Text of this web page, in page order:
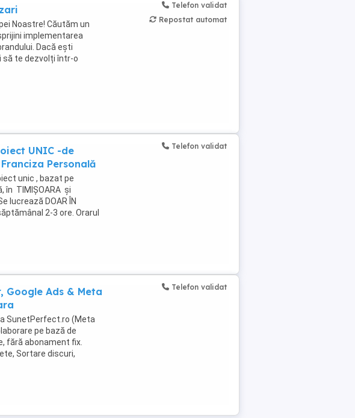
Noastre! Căutăm un
implementarea
Dacă ești
să te dezvolți într-o
Telefon validat
Repostat automat
UNIC -de
Personală
unic , bazat pe
în TIMIȘOARA și
lucrează DOAR ÎN
2-3 ore. Orarul
Telefon validat
Google Ads & Meta
SunetPerfect.ro (Meta
pe bază de
fără abonament fix.
Sortare discuri,
Telefon validat